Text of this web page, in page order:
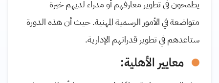
يطمحون في تطوير معارفهم أو مدراء لديهم خبرة
متواضعة في الأمور الرسمية المهنية. حيث أن هذه الدورة
ستاعدهم في تطوير قدراتهم الإدارية.
معايير الأهلية: